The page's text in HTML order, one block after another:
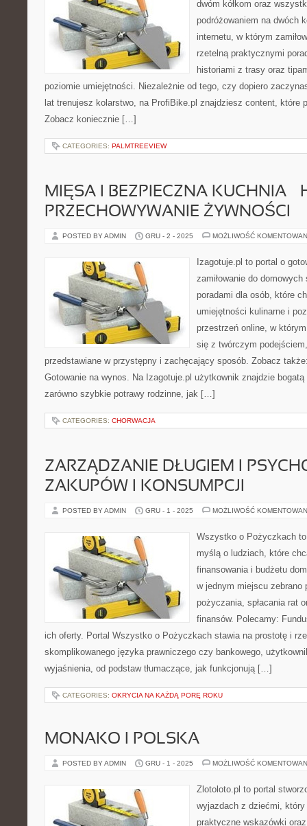
dwóm kółkom oraz
podróżowaniem na dwóch
internetu, w którym
rzetelną praktycznymi
historiami z trasy oraz
poziomie umiejętności. Niezależnie od tego, czy dopiero
lat trenujesz kolarstwo, na ProfiBike.pl znajdziesz content, które
Zobacz koniecznie […]
CATEGORIES: PALMTREEVIEW
MIĘSA I BEZPIECZNA KUCHNIA –
PRZECHOWYWANIE ŻYWNOŚCI
POSTED BY ADMIN GRU - 2 - 2025 MOŻLIWOŚĆ
Izagotuje.pl to portal o
zamiłowanie do
poradami dla osób, które
umiejętności kulinarne i
przestrzeń online, w
się z twórczym
przedstawiane w przystępny i zachęcający sposób. Zobacz
Gotowanie na wynos. Na Izagotuje.pl użytkownik znajdzie
zarówno szybkie potrawy rodzinne, jak […]
CATEGORIES: CHORWACJA
ZARZĄDZANIE DŁUGIEM I
ZAKUPÓW I KONSUMPCJI
POSTED BY ADMIN GRU - 1 - 2025 MOŻLIWOŚĆ
Wszystko o Pożyczkach
myślą o ludziach, które
finansowania i budżetu
w jednym miejscu zebrano
pożyczania, spłacania rat
finansów. Polecamy:
ich oferty. Portal Wszystko o Pożyczkach stawia na prostotę i
skomplikowanego języka prawniczego czy bankowego,
wyjaśnienia, od podstaw tłumaczące, jak funkcjonują […]
CATEGORIES: OKRYCIA NA KAŻDĄ PORĘ ROKU
MONAKO I POLSKA
POSTED BY ADMIN GRU - 1 - 2025 MOŻLIWOŚĆ
Zlotoloto.pl to portal
wyjazdach z dziećmi, który
praktyczne wskazówki